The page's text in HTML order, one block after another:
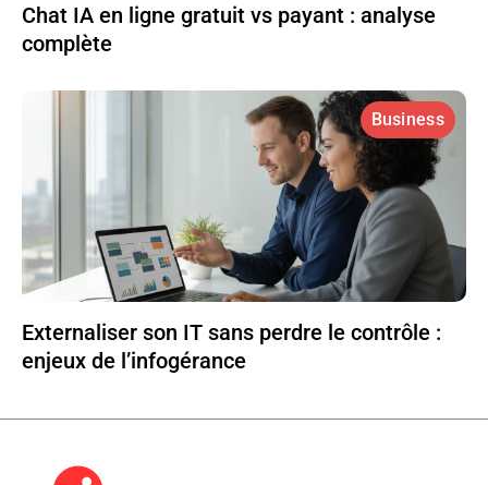
Chat IA en ligne gratuit vs payant : analyse
complète
Business
Externaliser son IT sans perdre le contrôle :
enjeux de l’infogérance